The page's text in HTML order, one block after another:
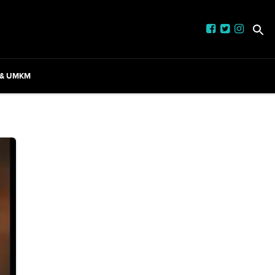
UMKM